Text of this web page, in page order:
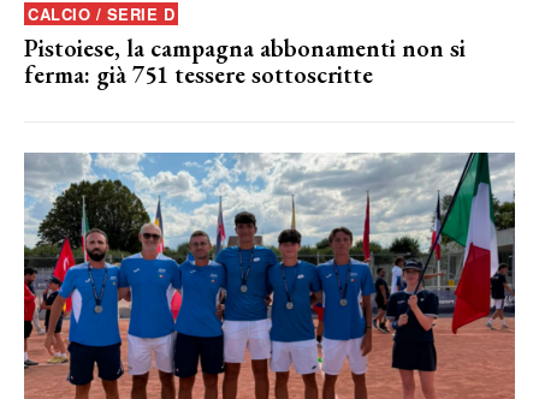
CALCIO / SERIE D
Pistoiese, la campagna abbonamenti non si
ferma: già 751 tessere sottoscritte